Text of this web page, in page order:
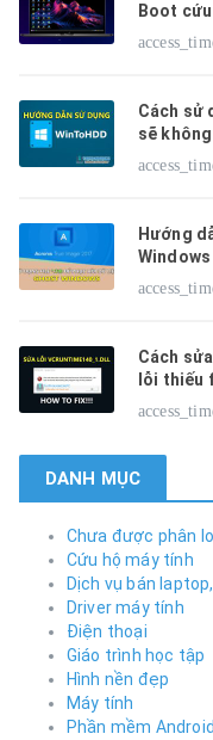
Boot
Cách sử
sẽ
Hướng
Windows
Cách
lỗi thiếu
DANH MỤC
Chưa được phân
Cứu hộ máy tính
Dịch vụ bán
Driver máy tính
Điện thoại
Giáo trình học tập
Hình nền đẹp
Máy tính
Phần mềm Android